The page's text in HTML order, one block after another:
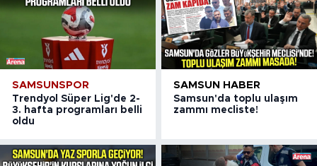
SAMSUNSPOR
Trendyol Süper Lig'de 2-
3. hafta programları belli
oldu
SAMSUN HABER
Samsun'da toplu ulaşım
zammı mecliste!